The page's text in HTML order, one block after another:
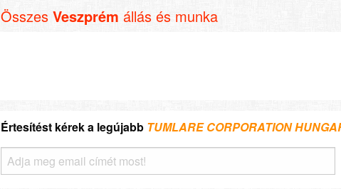
Összes Veszprém állás és munka
Értesítést kérek a legújabb TUMLARE CORPORATION